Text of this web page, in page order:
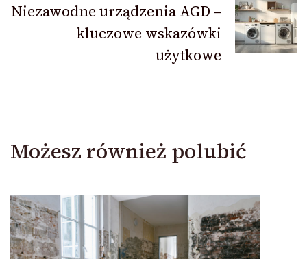
Niezawodne urządzenia AGD –
kluczowe wskazówki
użytkowe
Możesz również polubić